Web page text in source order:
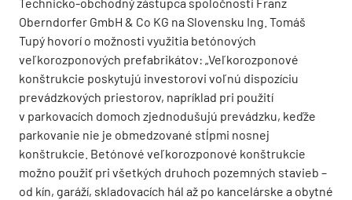
Oberndorfer GmbH & Co KG na Slovensku Ing. Tomáš
Tupý hovorí o možnosti využitia betónových
veľkorozponových prefabrikátov: „Veľkorozponové
konštrukcie poskytujú investorovi voľnú dispozíciu
prevádzkových priestorov, napríklad pri po­užití
v parkovacích domoch zjednodušujú prevádzku, keďže
parkovanie nie je obmedzované stĺpmi nosnej
konštrukcie. Betónové veľkorozponové konštrukcie
možno použiť pri všetkých druhoch pozemných stavieb –
od kín, garáží, skladovacích hál až po kancelárske a obytné